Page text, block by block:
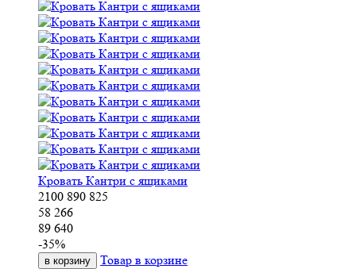
Кровать Кантри с ящиками
2100 890 825
58 266
89 640
-35%
в корзину Товар в корзине